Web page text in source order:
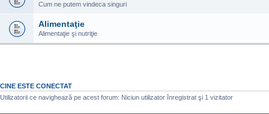
Cum ne putem vindeca singuri
Alimentaţie
Alimentaţie şi nutriţie
CINE ESTE CONECTAT
Utilizatorii ce navighează pe acest forum: Niciun utilizator înregistrat şi 1 vizitator